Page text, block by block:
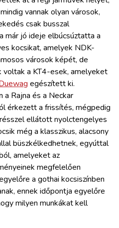
vannak olyan városok,
csak busszal
már jó ideje elbúcsúztatta a
kocsikat, amelyek NDK-
városok képét, de
voltak a KT4-esek, amelyeket
egészített ki.
a Rajna és a Neckar
érkezett a frissítés, mégpedig
ellátott nyolctengelyes
még a klasszikus, alacsony
büszkélkedhetnek, egyúttal
amelyeket az
megfelelően
a gothai kocsiszínben
ennek időpontja egyelőre
milyen munkákat kell